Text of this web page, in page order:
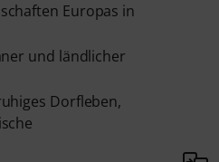
Europas in
und ländlicher
Dorfleben,